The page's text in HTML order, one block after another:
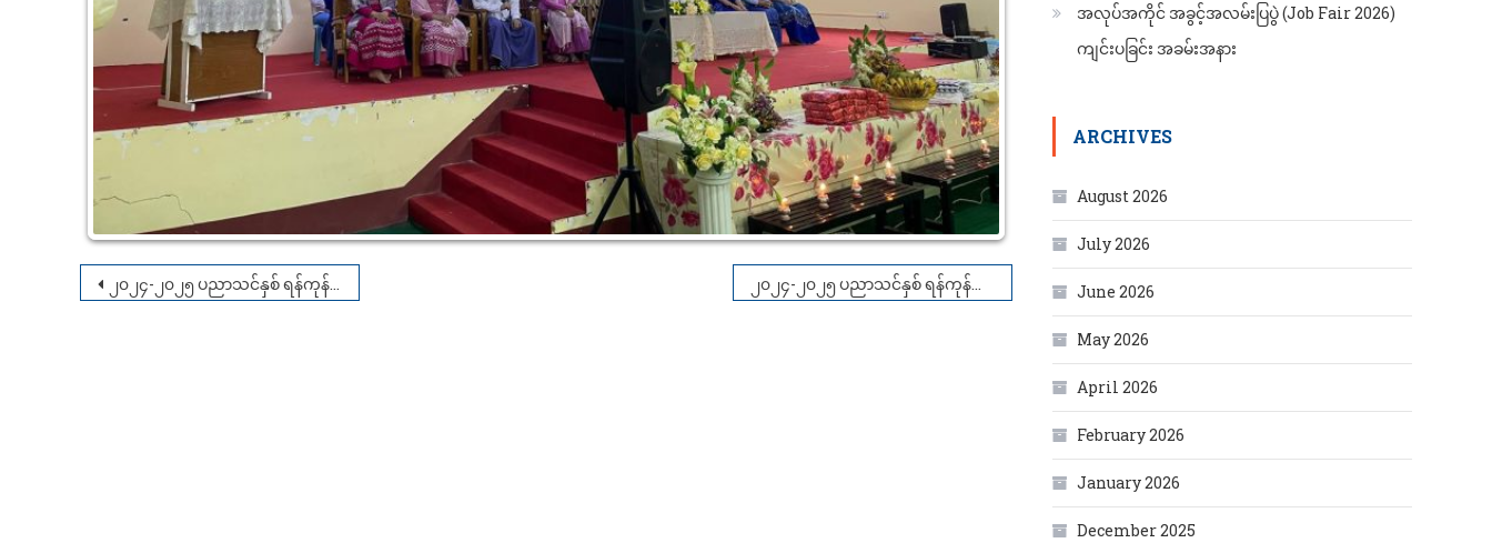
Post
၂၀၂၄-၂၀၂၅ ပညာသင်နှစ် ရန်ကုန်အရှေ့ပိုင်းတက္ကသိုလ်၊ မြန်မာစာအထူးပြု(နေ့သင်တန်း) ကျောင်းသား၊ ကျောင်းသူများ၏ အာစရိယပူဇော်ပွဲနှင့် ဆုချီးမြှင့်ပွဲအခမ်းအနား ၂၀၂၄-၂၀၂၅ ပညာသင်နှစ် ရန်ကုန်အရှေ့ပိုင်းတက္ကသိုလ်၊ ပထဝီဝင်နှင့် ပတ်ဝန်းကျင်ဆိုင်ရာလေ့လာမှုပညာအထူးပြု(နေ့သင်တန်း) ကျောင်းသား၊ ကျောင်းသူများ၏ အာစရိယပူဇော်ပွဲနှင့် ဆုချီးမြှင့်ပွဲအခမ်းအနား
အလုပ်အကိုင် အခွင့်အလမ်းပြပွဲ (Job Fair 2026)
ကျင်းပခြင်း အခမ်းအနား
ARCHIVES
August 2026
July 2026
June 2026
May 2026
April 2026
February 2026
January 2026
December 2025